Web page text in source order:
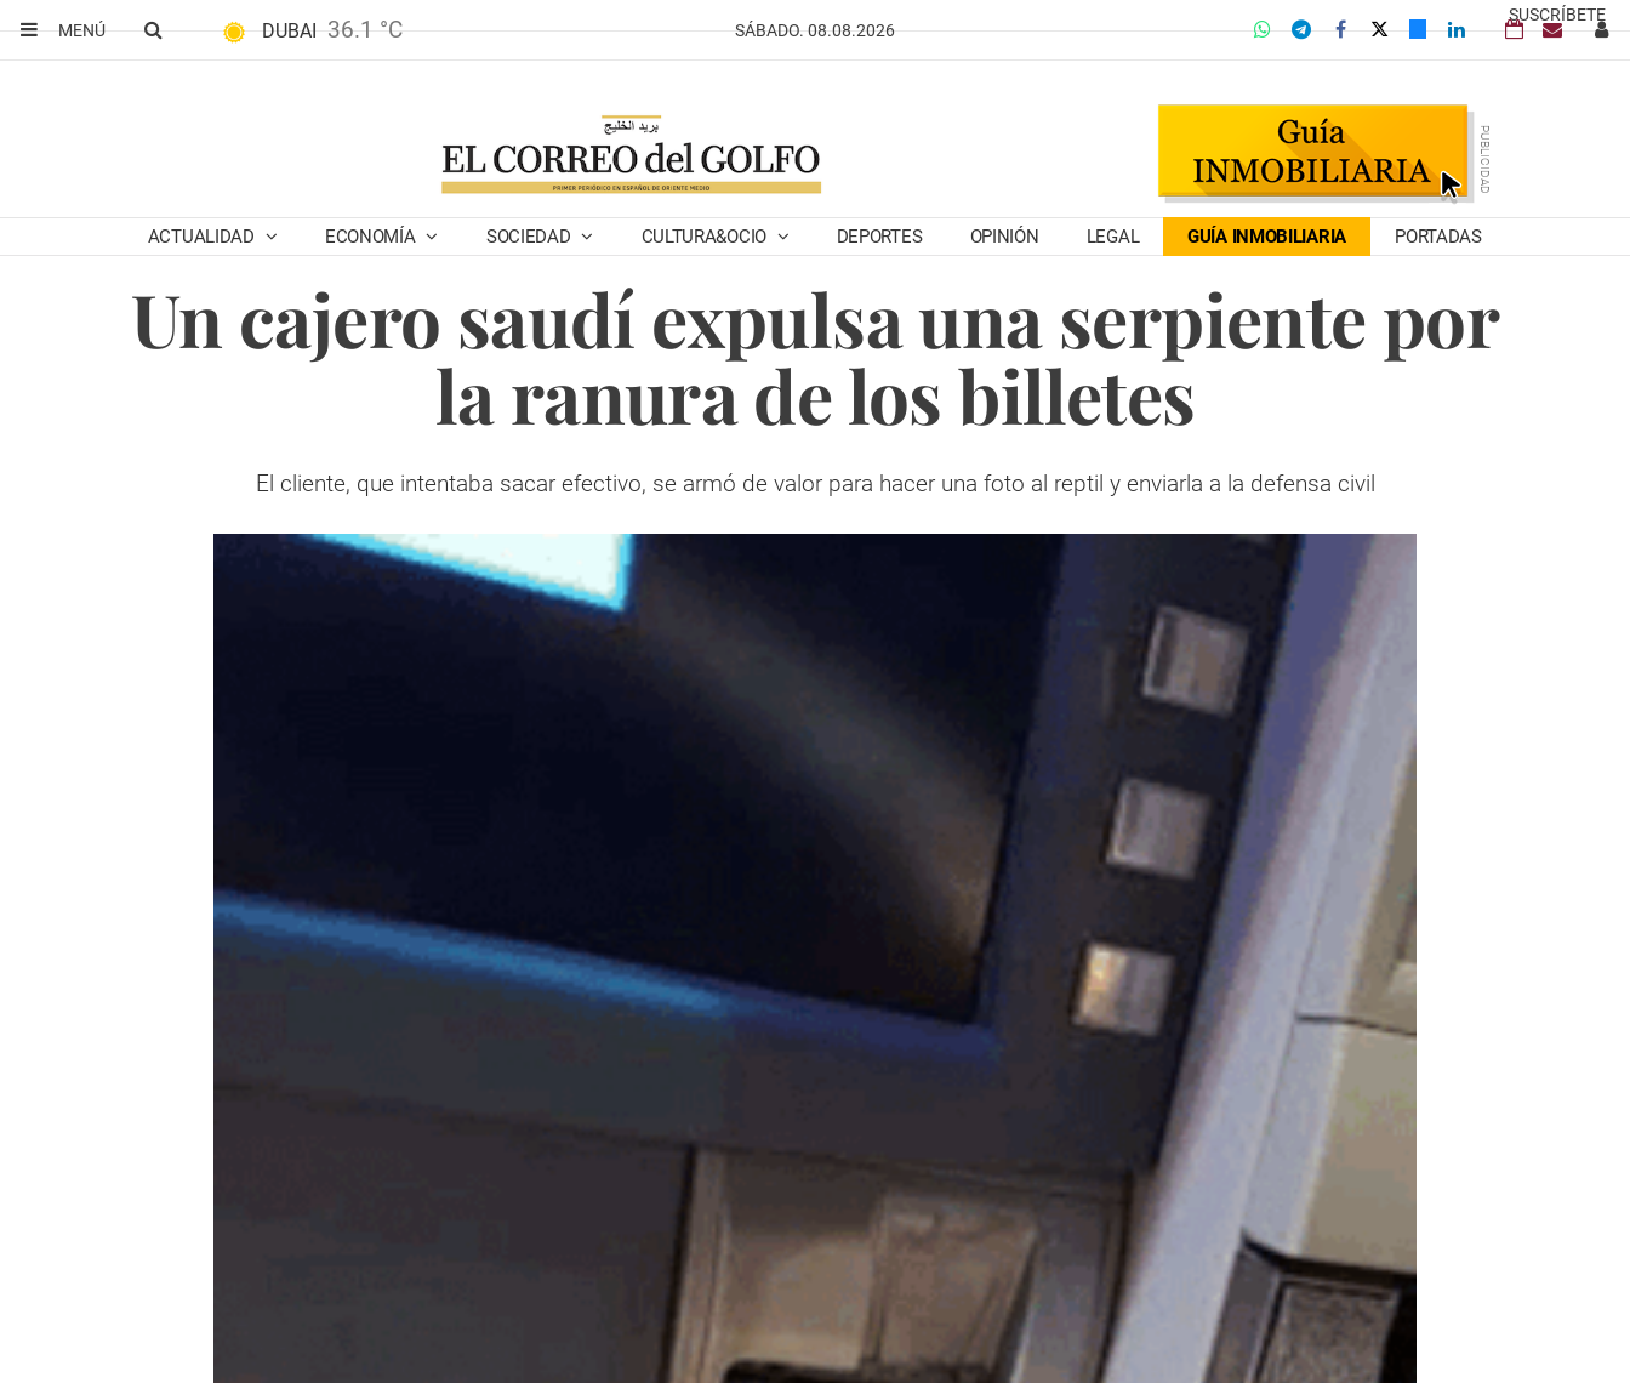
SUSCRÍBETE
MENÚ
DUBAI 36.1 °C SÁBADO. 08.08.2026
ACTUALIDAD ECONOMÍA SOCIEDAD CULTURA&OCIO DEPORTES OPINIÓN LEGAL GUÍA INMOBILIARIA PORTADAS
Un cajero saudí expulsa una serpiente por
la ranura de los billetes
El cliente, que intentaba sacar efectivo, se armó de valor para hacer una foto al reptil y enviarla a la defensa civil